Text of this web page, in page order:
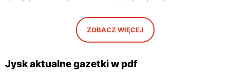
Sobieskiego 5A
Władysława Stanisława
Reymonta 7a
ZOBACZ WIĘCEJ
Jysk aktualne gazetki w pdf